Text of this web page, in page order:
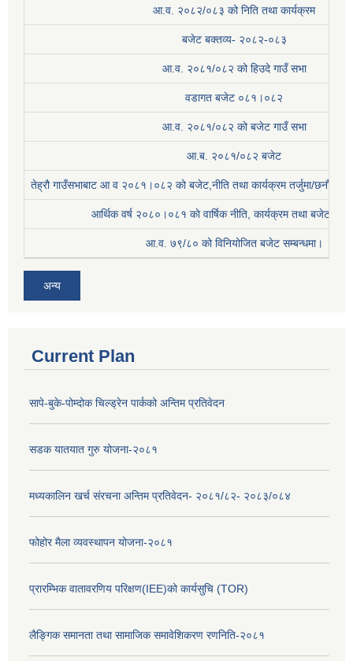
आ.व. २०८२/०८३ को निति तथा कार्यक्रम
बजेट बक्तव्य- २०८२-०८३
आ.व. २०८१/०८२ को हिउदे गाउँ सभा
वडागत बजेट ०८१।०८२
आ.व. २०८१/०८२ को बजेट गाउँ सभा
आ.ब. २०८१/०८२ बजेट
तेह्रौ गाउँसभाबाट आ व २०८१।०८२ को बजेट,नीति तथा कार्यक्रम तर्जुमा/छनौट
आर्थिक वर्ष २०८०।०८१ काे वार्षिक नीति, कार्यक्रम तथा बजेट
आ.व. ७९/८० को विनियोजित बजेट सम्बन्धमा।
अन्य
Current Plan
सापे-बुके-पोम्दोक चिल्ड्रेन पार्कको अन्तिम प्रतिवेदन
सडक यातयात गुरु योजना-२०८१
मध्यकालिन खर्च संरचना अन्तिम प्रतिवेदन- २०८१/८२- २०८३/०८४
फोहोर मैला व्यवस्थापन योजना-२०८१
प्रारम्भिक वातावरणिय परिक्षण(IEE)को कार्यसुचि (TOR)
लैङ्‍गिक समानता तथा सामाजिक समावेशिकरण रणनिति-२०८१